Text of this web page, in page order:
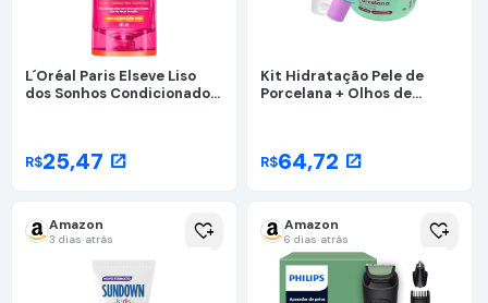
L´Oréal Paris Elseve Liso
dos Sonhos Condicionador,
Alinhamento Capilar e
R$25,47 open_in_new
Kit Hidratação Pele de
Porcelana + Olhos de
R$64,72 open_in_new
Amazon
3 dias atrás heart_plus Amazon
6 dias atrás heart_plus